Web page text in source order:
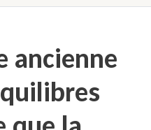
ancienne